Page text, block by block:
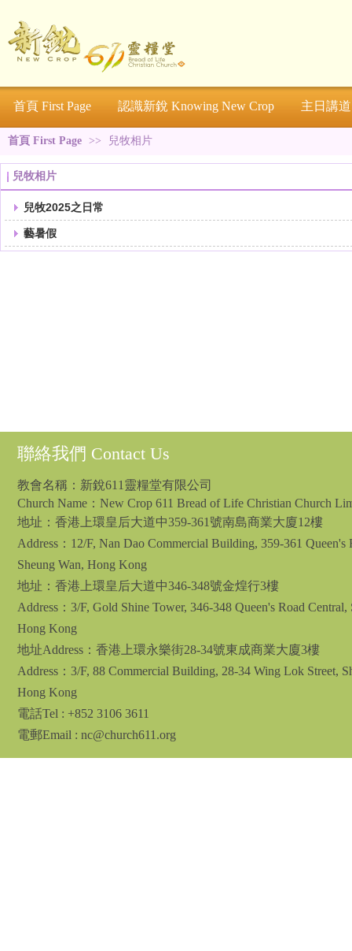
首頁 First Page 認識新銳 Knowing New Crop 主日講道
首頁 First Page >> 兒牧相片
兒牧相片
兒牧2025之日常
藝暑假
聯絡我們 Contact Us
教會名稱：新銳611靈糧堂有限公司
Church Name：New Crop 611 Bread of Life Christian Church
地址： 香港上環皇后大道中359-361號南島商業大廈12樓
Address：12/F, Nan Dao Commercial Building, 359-361 Queen's
Sheung Wan, Hong Kong
地址：香港上環皇后大道中346-348號金煌行3樓
Address：3/F, Gold Shine Tower, 346-348 Queen's Road Central,
Hong Kong
地址Address：香港上環永樂街28-34號東成商業大廈3樓
Address：3/F, 88 Commercial Building, 28-34 Wing Lok Street,
Hong Kong
電話Tel : +852 3106 3611
電郵Email : nc@church611.org